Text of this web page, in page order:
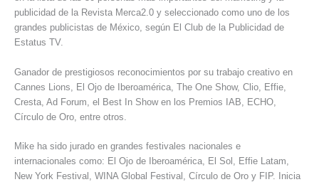
publicidad de la Revista Merca2.0 y seleccionado como uno de los
grandes publicistas de México, según El Club de la Publicidad de
Estatus TV.
Ganador de prestigiosos reconocimientos por su trabajo creativo en
Cannes Lions, El Ojo de Iberoamérica, The One Show, Clio, Effie,
Cresta, Ad Forum, el Best In Show en los Premios IAB, ECHO,
Círculo de Oro, entre otros.
Mike ha sido jurado en grandes festivales nacionales e
internacionales como: El Ojo de Iberoamérica, El Sol, Effie Latam,
New York Festival, WINA Global Festival, Círculo de Oro y FIP. Inicia